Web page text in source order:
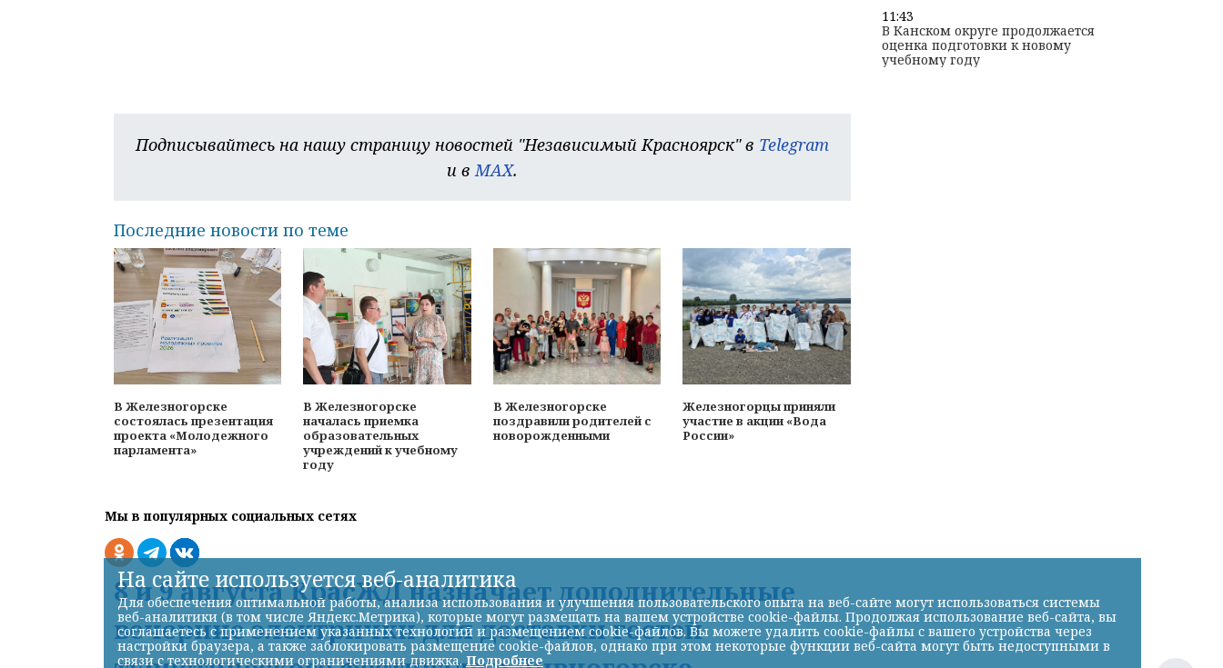
Подписывайтесь на нашу страницу новостей "Независимый Красноярск" в Telegram
и вMAX.
Последние новости по теме
В Железногорске
состоялась презентация
проекта «Молодежного
парламента»
В Железногорске
началась приемка
образовательных
учреждений к учебному
году
В Железногорске
поздравили родителей с
новорожденными
Железногорцы приняли
участие в акции «Вода
России»
Мы в популярных социальных сетях
8 и 9 августа КрасЖД назначает дополнительные
вечерние электрички для доставки гостей
11:43
В Канском округе продолжается
оценка подготовки к новому
учебному году
На сайте используется веб-аналитика
Для обеспечения оптимальной работы, анализа использования и улучшения пользовательского опыта на веб-сайте могут использоваться системы
веб-аналитики (в том числе Яндекс.Метрика), которые могут размещать на вашем устройстве cookie-файлы. Продолжая использование веб-сайта, вы
соглашаетесь с применением указанных технологий и размещением cookie-файлов. Вы можете удалить cookie-файлы с вашего устройства через
настройки браузера, а также заблокировать размещение cookie-файлов, однако при этом некоторые функции веб-сайта могут быть недоступными в
связи с технологическими ограничениями движка.Подробнее